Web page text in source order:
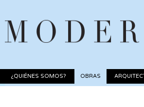
¿QUIÉNES SOMOS? OBRAS